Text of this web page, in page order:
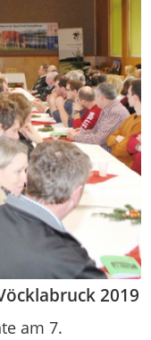
2019
am 7.